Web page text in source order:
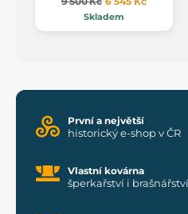
Skladem
První a největší
historický e-shop v ČR
Vlastní kovárna
šperkařství i brašnářství